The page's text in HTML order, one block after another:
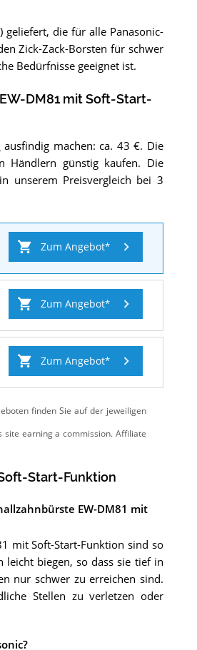
geliefert, die für alle Panasonic-
Zick-Zack-Borsten für schwer
Bedürfnisse geeignet ist.
DM81 mit Soft-Start-
ausfindig machen: ca. 43 €. Die
Händlern günstig kaufen. Die
unserem Preisvergleich bei 3
Zum Angebot
Zum Angebot
Zum Angebot
finden Sie auf der jeweiligen
Start-Funktion
EW-DM81 mit
mit Soft-Start-Funktion sind so
leicht biegen, so dass sie tief in
nur schwer zu erreichen sind.
Stellen zu verletzen oder